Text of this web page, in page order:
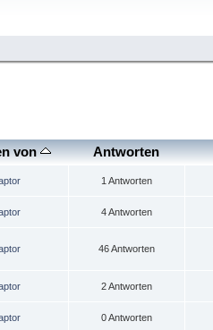
von Antworten
1 Antworten
4 Antworten
46 Antworten
2 Antworten
0 Antworten